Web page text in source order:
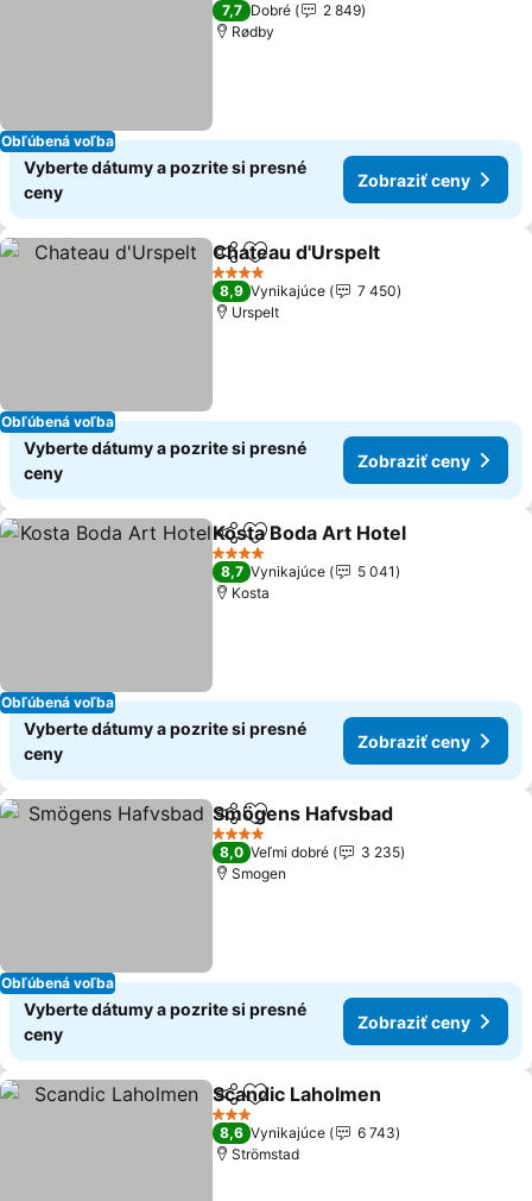
Obľúbená voľba
7,7 Dobré
2 849
Rødby
Vyberte dátumy a pozrite si presné
ceny
Zobraziť ceny
Obľúbená voľba
ZdieľaťPridať do obľúbených
Chateau d'Urspelt
4 Počet hviezdičiek
8,9 Vynikajúce
7 450
Urspelt
Vyberte dátumy a pozrite si presné
ceny
Zobraziť ceny
Obľúbená voľba
ZdieľaťPridať do obľúbených
Kosta Boda Art Hotel
4 Počet hviezdičiek
8,7 Vynikajúce
5 041
Kosta
Vyberte dátumy a pozrite si presné
ceny
Zobraziť ceny
Obľúbená voľba
ZdieľaťPridať do obľúbených
Smögens Hafvsbad
4 Počet hviezdičiek
8,0 Veľmi dobré
3 235
Smogen
Vyberte dátumy a pozrite si presné
ceny
Zobraziť ceny
ZdieľaťPridať do obľúbených
Scandic Laholmen
3 Počet hviezdičiek
8,6 Vynikajúce
6 743
Strömstad